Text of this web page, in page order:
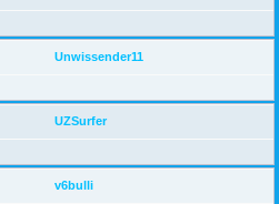
Unwissender11
UZSurfer
v6bulli